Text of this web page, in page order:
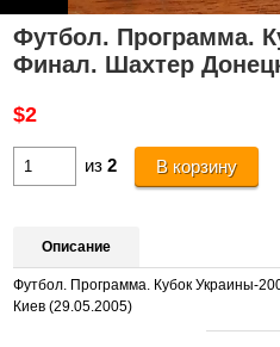
Футбол. Программа.
Финал. Шахтер
$2
из 2 В корзину
Описание
Футбол. Программа. Кубок Украины-
Киев (29.05.2005)